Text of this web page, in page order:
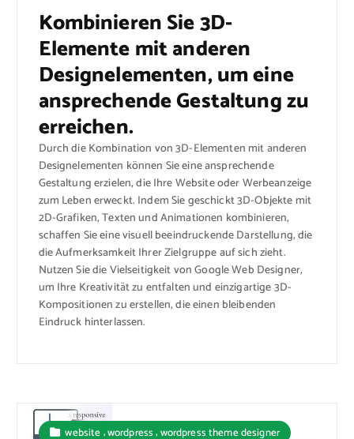
Kombinieren Sie 3D-
Elemente mit anderen
Designelementen, um eine
ansprechende Gestaltung zu
erreichen.
Durch die Kombination von 3D-Elementen mit anderen
Designelementen können Sie eine ansprechende
Gestaltung erzielen, die Ihre Website oder Werbeanzeige
zum Leben erweckt. Indem Sie geschickt 3D-Objekte mit
2D-Grafiken, Texten und Animationen kombinieren,
schaffen Sie eine visuell beeindruckende Darstellung, die
die Aufmerksamkeit Ihrer Zielgruppe auf sich zieht.
Nutzen Sie die Vielseitigkeit von Google Web Designer,
um Ihre Kreativität zu entfalten und einzigartige 3D-
Kompositionen zu erstellen, die einen bleibenden
Eindruck hinterlassen.
website,wordpress,wordpress theme designer